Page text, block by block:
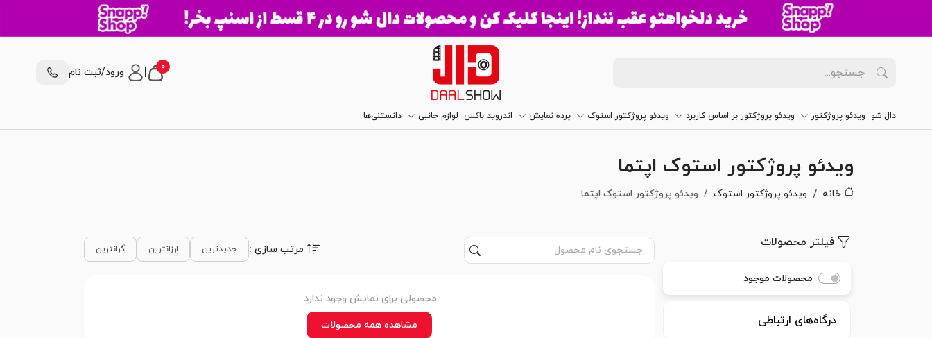
0
| ورود/ثبت نام
دال شو ویدئو پروژکتور ویدئو پروژکتور بر اساس کاربرد ویدئو پروژکتور استوک پرده نمایش اندروید باکس لوازم جانبی دانستنی‌ها
ویدئو پروژکتور استوک اپتما
خانه ویدئو پروژکتور استوک ویدئو پروژکتور استوک اپتما
فیلتر محصولات
محصولات موجود
درگاه‌های ارتباطی
مرتب سازی : جدیدترین ارزانترین گرانترین
محصولی برای نمایش وجود ندارد.
مشاهده همه محصولات